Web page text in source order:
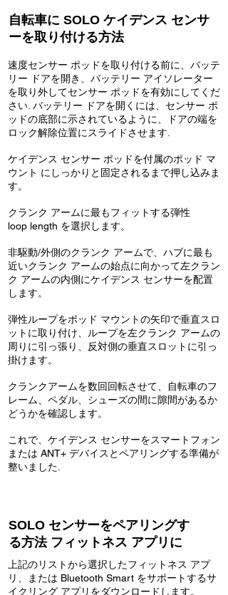
自転車に SOLO ケイデンス センサ
ーを取り付ける方法
速度センサー ポッドを取り付ける前に、バッテ
リー ドアを開き、バッテリー アイソレーター
を取り外してセンサー ポッドを有効にしてくだ
さい. バッテリー ドアを開くには、センサー ポ
ッドの底部に示されているように、ドアの端を
ロック解除位置にスライドさせます.
ケイデンス センサー ポッドを付属のポッド マ
ウント にしっかりと固定されるまで押し込みま
す。
クランク アームに最もフィットする弾性
loop length を選択します。
非駆動/外側のクランク アームで、ハブに最も
近いクランク アームの始点に向かって左クラン
ク アームの内側にケイデンス センサーを配置
します。
弾性ループをポッド マウントの矢印で垂直スロ
ットに取り付け、ループを左クランク アームの
周りに引っ張り、反対側の垂直スロットに引っ
掛けます。
クランクアームを数回回転させて、自転車のフ
レーム、ペダル、シューズの間に隙間があるか
どうかを確認します。
これで、ケイデンス センサーをスマートフォン
または ANT+ デバイスとペアリングする準備が
整いました.
SOLO センサーをペアリングす
る方法 フィットネス アプリに
上記のリストから選択したフィットネス アプ
リ、または Bluetooth Smart をサポートするサ
イクリング アプリをダウンロードします。